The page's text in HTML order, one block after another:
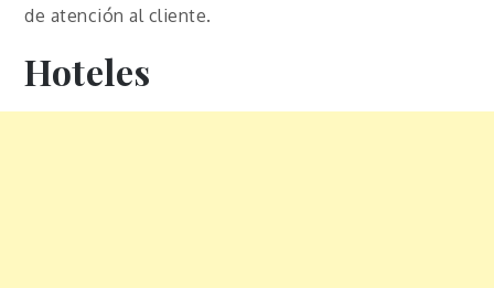
de atención al cliente.
Hoteles